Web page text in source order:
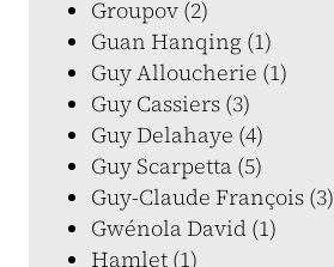
Groupov (2)
Guan Hanqing (1)
Guy Alloucherie (1)
Guy Cassiers (3)
Guy Delahaye (4)
Guy Scarpetta (5)
Guy-Claude François (3)
Gwénola David (1)
Hamlet (1)